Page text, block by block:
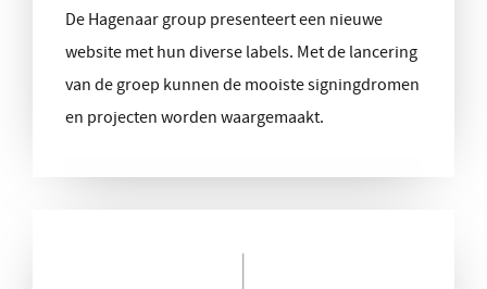
De Hagenaar group presenteert een nieuwe
website met hun diverse labels. Met de lancering
van de groep kunnen de mooiste signingdromen
en projecten worden waargemaakt.